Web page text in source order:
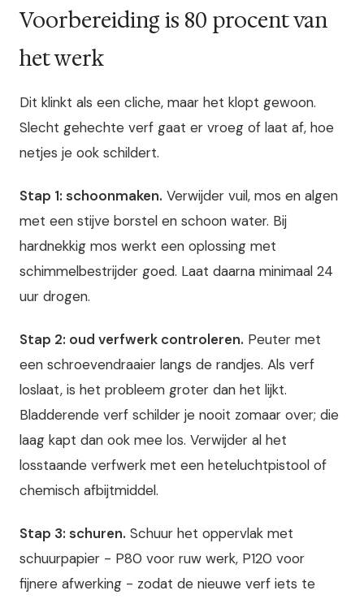
Voorbereiding is 80 procent van
het werk
Dit klinkt als een cliche, maar het klopt gewoon.
Slecht gehechte verf gaat er vroeg of laat af, hoe
netjes je ook schildert.
Stap 1: schoonmaken. Verwijder vuil, mos en algen
met een stijve borstel en schoon water. Bij
hardnekkig mos werkt een oplossing met
schimmelbestrijder goed. Laat daarna minimaal 24
uur drogen.
Stap 2: oud verfwerk controleren. Peuter met
een schroevendraaier langs de randjes. Als verf
loslaat, is het probleem groter dan het lijkt.
Bladderende verf schilder je nooit zomaar over; die
laag kapt dan ook mee los. Verwijder al het
losstaande verfwerk met een heteluchtpistool of
chemisch afbijtmiddel.
Stap 3: schuren. Schuur het oppervlak met
schuurpapier - P80 voor ruw werk, P120 voor
fijnere afwerking - zodat de nieuwe verf iets te